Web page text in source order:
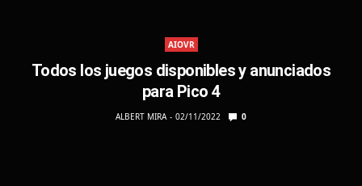
AIOVR
Todos los juegos disponibles y anunciados
para Pico 4
ALBERT MIRA 02/11/2022 0